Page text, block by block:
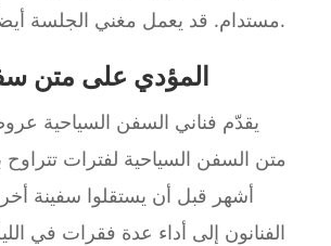
مستدام. قد يعمل مغني الجلسة أيضاً كمؤلف أغاني.
المؤدي على متن
يقدّم فناني السفن السياحية
متن السفن السياحية لفترات تتراوح
أشهر قبل أن يستقلوا سفينة
الفنانون إلى أداء عدة فقرات في